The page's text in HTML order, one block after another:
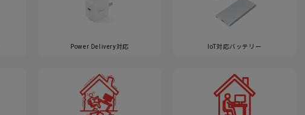
Power Delivery対応 IoT対応バッテリー